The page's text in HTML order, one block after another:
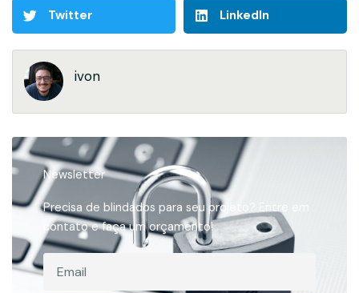
Twitter LinkedIn
ivon
Newsletter
Precisa de blindados para seu projeto? Entre em
contato e faça um orçamento!
Email